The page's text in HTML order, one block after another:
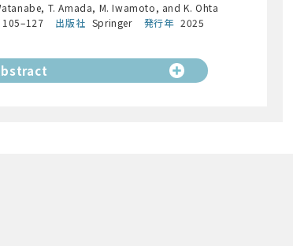
T. Amada, M. Iwamoto, and K. Ohta
105–127 出版社 Springer 発行年 2025